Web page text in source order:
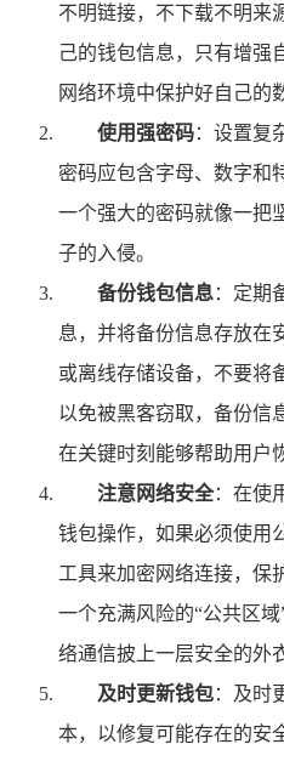
不明链接，不下载不明来
己的钱包信息，只有增强
网络环境中保护好自己的
使用强密码：设置复
密码应包含字母、数字和
一个强大的密码就像一把
子的入侵。
备份钱包信息：定期
息，并将备份信息存放在
或离线存储设备，不要将
以免被黑客窃取，备份信
在关键时刻能够帮助用户
注意网络安全：在使
钱包操作，如果必须使用
工具来加密网络连接，保
一个充满风险的“公共区
络通信披上一层安全的外
及时更新钱包：及时
本，以修复可能存在的安